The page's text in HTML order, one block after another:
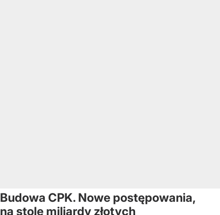
Budowa CPK. Nowe postępowania,
na stole miliardy złotych